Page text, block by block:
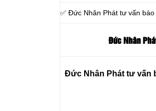
✅ Đức Nhân Phát tư vấn báo
Đức Nhân
Đức Nhân Phát tư vấn